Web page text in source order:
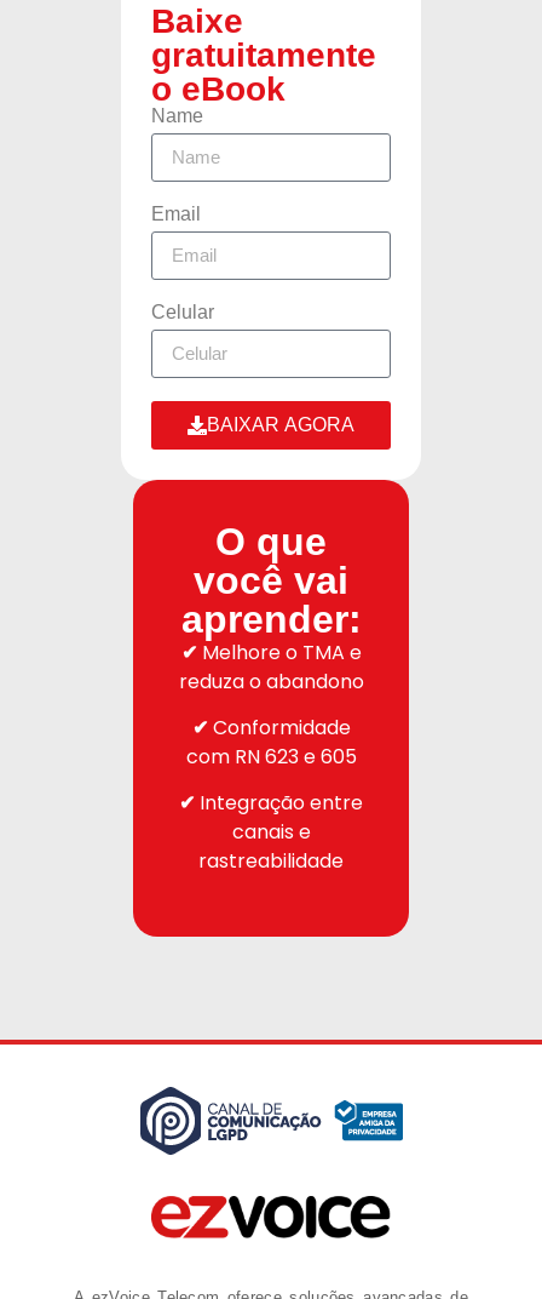
Baixe
gratuitamente
o eBook
Name
Email
Celular
BAIXAR AGORA
O que
você vai
aprender:
✔ Melhore o TMA e
reduza o abandono
✔ Conformidade
com RN 623 e 605
✔ Integração entre
canais e
rastreabilidade